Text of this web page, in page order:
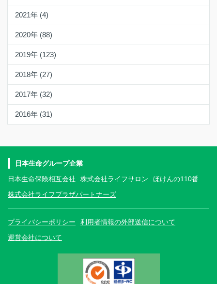
2021年 (4)
2020年 (88)
2019年 (123)
2018年 (27)
2017年 (32)
2016年 (31)
日本生命グループ企業
日本生命保険相互会社
株式会社ライフサロン
ほけんの110番
株式会社ライフプラザパートナーズ
プライバシーポリシー
利用者情報の外部送信について
運営会社について